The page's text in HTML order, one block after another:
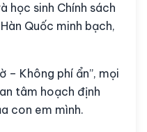
học sinh Chính sách
Quốc minh bạch,
– Không phí ẩn”, mọi
tâm hoạch định
con em mình.